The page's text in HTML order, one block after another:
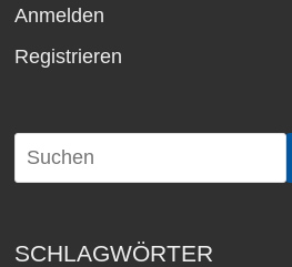
Anmelden
Registrieren
SCHLAGWÖRTER